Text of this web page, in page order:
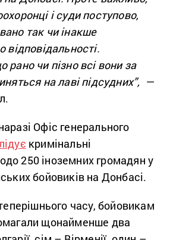
і суди поступово,
так чи інакше
відповідальності.
чи пізно всі вони за
на лаві підсудних”, —
Офіс генерального
кримінальні
250 іноземних громадян у
бойовиків на Донбасі.
часу, бойовикам
щонайменше два